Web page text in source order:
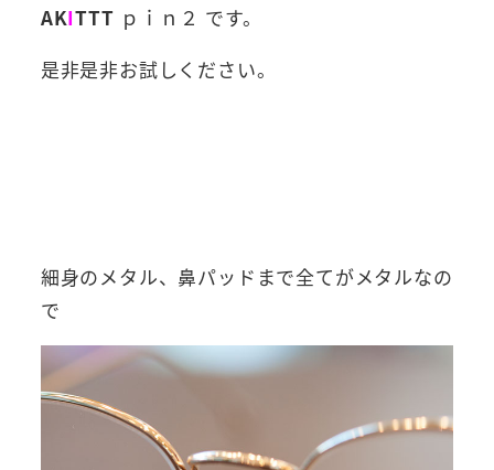
AKITTT ｐｉｎ２ です。
是非是非お試しください。
細身のメタル、鼻パッドまで全てがメタルなの
で